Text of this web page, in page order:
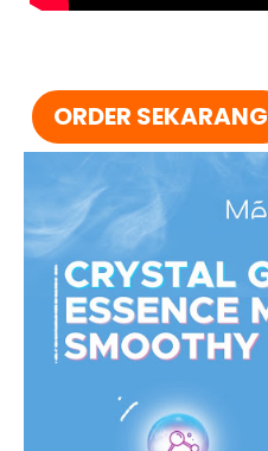
ORDER SEKARANG